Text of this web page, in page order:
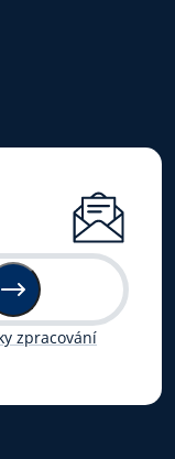
zpracování